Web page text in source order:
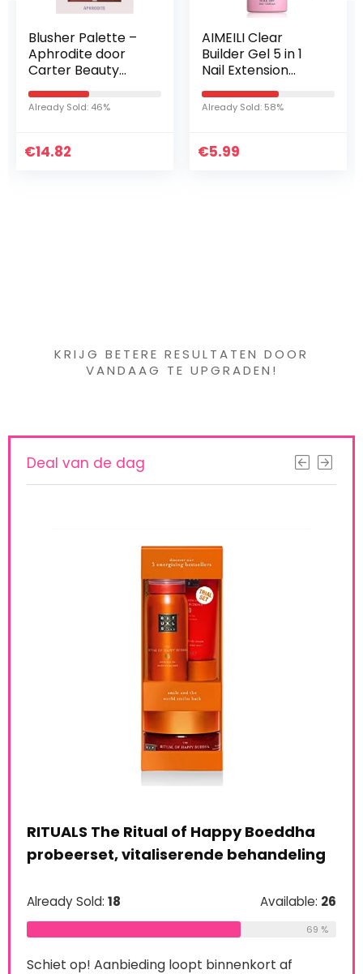
Blusher Palette –
Aphrodite door
Carter Beauty
voor Vrouwen –
13.6 oz Blush
Already Sold: 46%
€14.82
AIMEILI Clear
Builder Gel 5 in 1
Nail Extension
Builder Base Gel
Nagellak UV LED
Gellack Soak Off
voor…
Already Sold: 58%
€5.99
KRIJG BETERE RESULTATEN DOOR
VANDAAG TE UPGRADEN!
Deal van de dag
RITUALS The Ritual of Happy Boeddha
probeerset, vitaliserende behandeling
Already Sold: 18 Available: 26
69 %
Schiet op! Aanbieding loopt binnenkort af